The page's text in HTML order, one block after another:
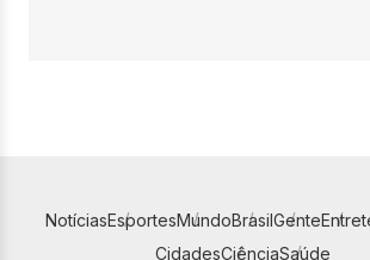
NotíciasEsportesMundoBrasilGente
CidadesCiênciaSaúde